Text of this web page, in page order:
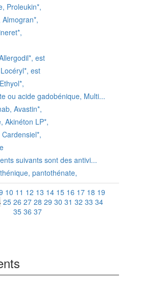
Proleukin*,
est
est
ou acide gadobénique, Multi...
Avastin*,
Akinéton LP*,
suivants sont des antivi...
pantothénate,
10 11 12 13 14 15 16 17 18 19
25 26 27 28 29 30 31 32 33 34
35 36 37